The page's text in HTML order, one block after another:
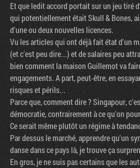
Et que ledit accord portait sur un jeu tiré
qui potentiellement était Skull & Bones,
d'une ou deux nouvelles licences.
Vu les articles qui ont déjà fait état d'un
(et c'est peu dire...) et de salaires peu
bien comment la maison Guillemot va
engagements. A part, peut-être, en
risques et périls...
Parce que, comment dire ? Singapour,
démocratie, contrairement à ce qu'on
Ce serait même plutôt un régime à
Par dessus le marché, apprendre qu'un
danse dans ce pays là, je trouve ça
En gros, je ne suis pas certains que les